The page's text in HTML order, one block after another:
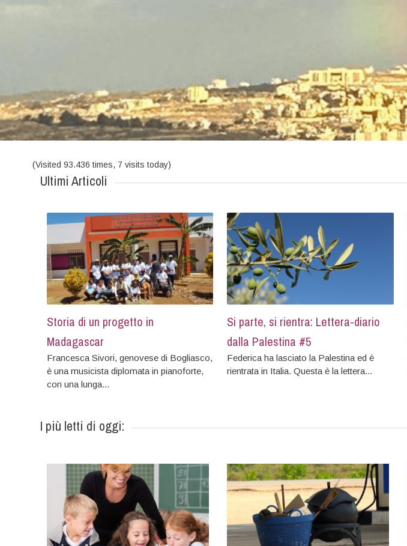
(Visited 93.436 times, 7 visits today)
Ultimi Articoli
Storia di un progetto in
Madagascar
Francesca Sivori, genovese di Bogliasco,
è una musicista diplomata in pianoforte,
con una lunga...
Si parte, si rientra: Lettera-diario
dalla Palestina #5
Federica ha lasciato la Palestina ed è
rientrata in Italia. Questa è la lettera...
I più letti di oggi: